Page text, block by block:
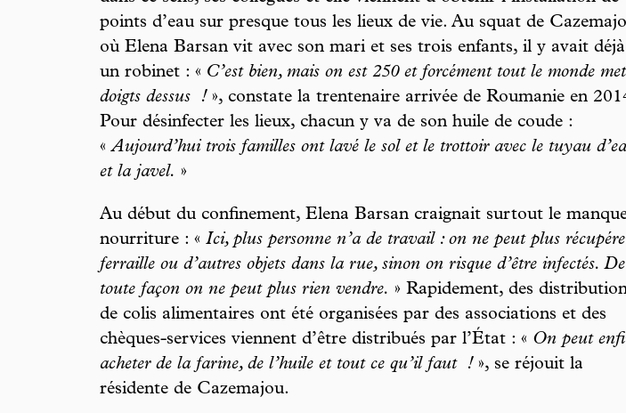
points d’eau sur presque tous les lieux de vie. Au squat de
où Elena Barsan vit avec son mari et ses trois enfants, il y avait déjà
un robinet : « C’est bien, mais on est 250 et forcément tout le monde met
doigts dessus
!», constate la trentenaire arrivée de Roumanie en
Pour désinfecter les lieux, chacun y va de son huile de coude :
«Aujourd’hui trois familles ont lavé le sol et le trottoir avec le tuyau
et la javel. »
Au début du confinement, Elena Barsan craignait surtout le
nourriture : « Ici, plus personne n’a de travail : on ne peut plus
ferraille ou d’autres objets dans la rue, sinon on risque d’être infectés. De
toute façon on ne peut plus rien vendre. » Rapidement, des
de colis alimentaires ont été organisées par des associations et des
chèques-services viennent d’être distribués par l’État : « On peut
acheter de la farine, de l’huile et tout ce qu’il faut
!», se réjouit la
résidente de Cazemajou.